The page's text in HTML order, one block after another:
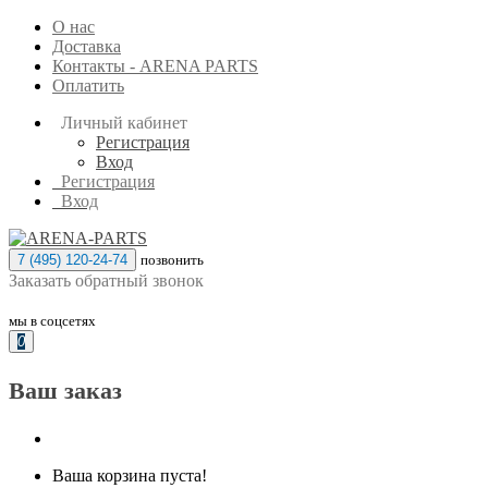
О нас
Доставка
Контакты - ARENA PARTS
Оплатить
Личный кабинет
Регистрация
Вход
Регистрация
Вход
7 (495) 120-24-74 позвонить
Заказать обратный звонок
мы в соцсетях
0
Ваш заказ
Ваша корзина пуста!